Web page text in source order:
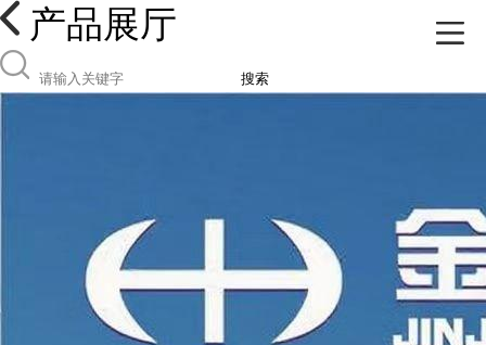
产品展厅
搜索